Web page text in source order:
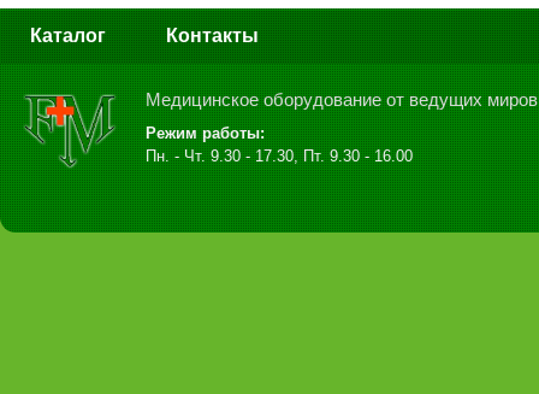
Каталог Контакты
Медицинское оборудование от ведущих
Режим работы:
Пн. - Чт. 9.30 - 17.30, Пт. 9.30 - 16.00